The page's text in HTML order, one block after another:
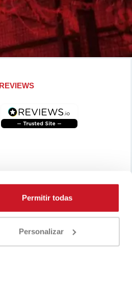
Permitir todas
Personalizar
REVIEWS